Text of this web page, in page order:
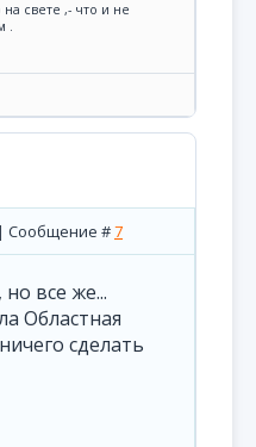
свете ,- что и не
.
| Сообщение #7
все же...
Областная
сделать